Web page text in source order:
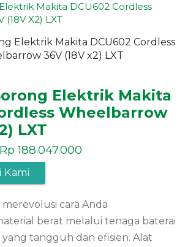
Makita DCU602 Cordless
X2) LXT
Elektrik Makita
Wheelbarrow
LXT
Rp 188.047.000
merevolusi cara Anda
berat melalui tenaga baterai
yang tangguh dan efisien. Alat